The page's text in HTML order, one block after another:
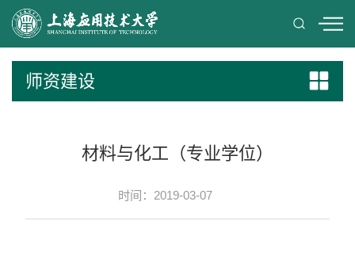
师资建设
材料与化工（专业学位）
时间：2019-03-07